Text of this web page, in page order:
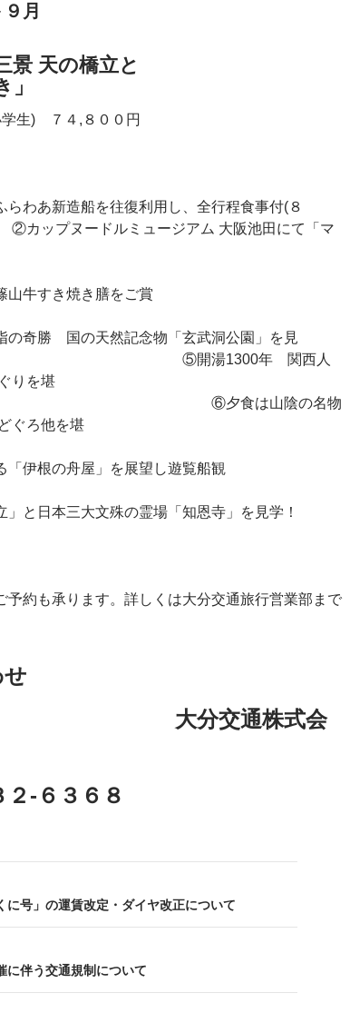
月
日本三景 天の橋立と
生) ７４,８００円
を往復利用し、全行程食事付(８
ミュージアム 大阪池田にて「マ
！
すき焼き膳をご賞
！
天然記念物「玄武洞公園」を見
1300年 関西人
りを堪
は山陰の名物
ぐろ他を堪
！
の舟屋」を展望し遊覧船観
！
本三大文殊の霊場「知恩寺」を見学！
約も承ります。詳しくは大分交通旅行営業部まで
通株式会
-６３６８
に号」の運賃改定・ダイヤ改正について
に伴う交通規制について